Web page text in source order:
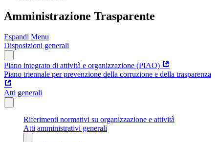
Amministrazione Trasparente
Espandi Menu
Disposizioni generali
Piano integrato di attività e organizzazione (PIAO)
Piano triennale per prevenzione della corruzione e della trasparenza
Atti generali
Riferimenti normativi su organizzazione e attività
Atti amministrativi generali